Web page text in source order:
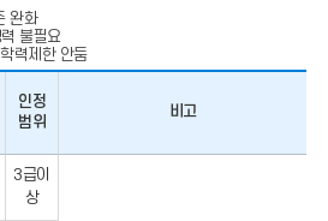
완화
불필요
력제한 안둠
인정
범위
비고
3급이
상